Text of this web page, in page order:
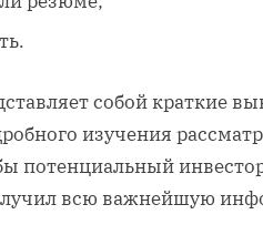
собой краткие
изучения
потенциальный
всю важнейшую